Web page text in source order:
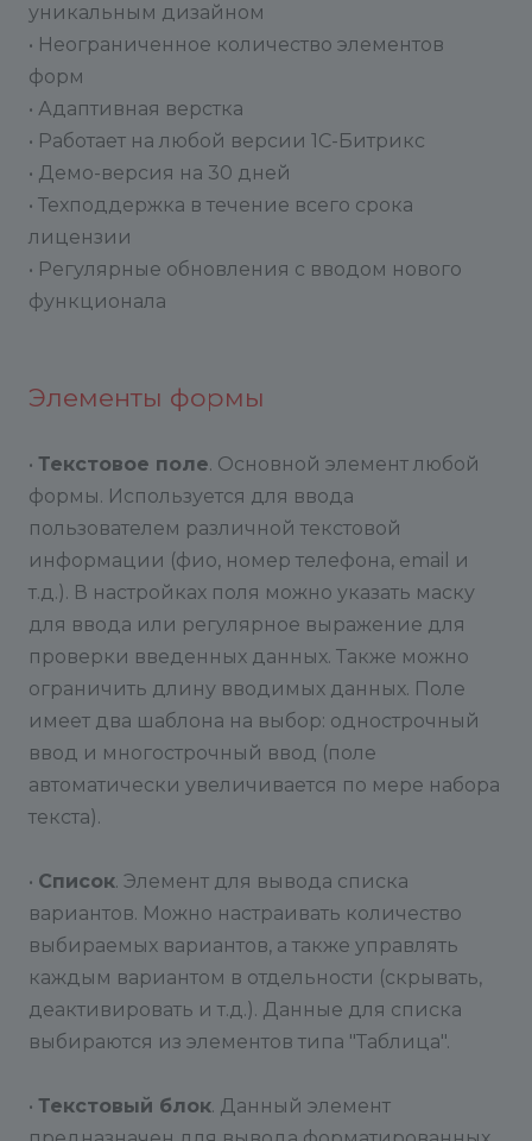
уникальным дизайном
• Неограниченное количество элементов
форм
• Адаптивная верстка
• Работает на любой версии 1С-Битрикс
• Демо-версия на 30 дней
• Техподдержка в течение всего срока
лицензии
• Регулярные обновления с вводом нового
функционала
Элементы формы
• Текстовое поле. Основной элемент любой
формы. Используется для ввода
пользователем различной текстовой
информации (фио, номер телефона, email и
т.д.). В настройках поля можно указать маску
для ввода или регулярное выражение для
проверки введенных данных. Также можно
ограничить длину вводимых данных. Поле
имеет два шаблона на выбор: однострочный
ввод и многострочный ввод (поле
автоматически увеличивается по мере набора
текста).
• Список. Элемент для вывода списка
вариантов. Можно настраивать количество
выбираемых вариантов, а также управлять
каждым вариантом в отдельности (скрывать,
деактивировать и т.д.). Данные для списка
выбираются из элементов типа "Таблица".
• Текстовый блок. Данный элемент